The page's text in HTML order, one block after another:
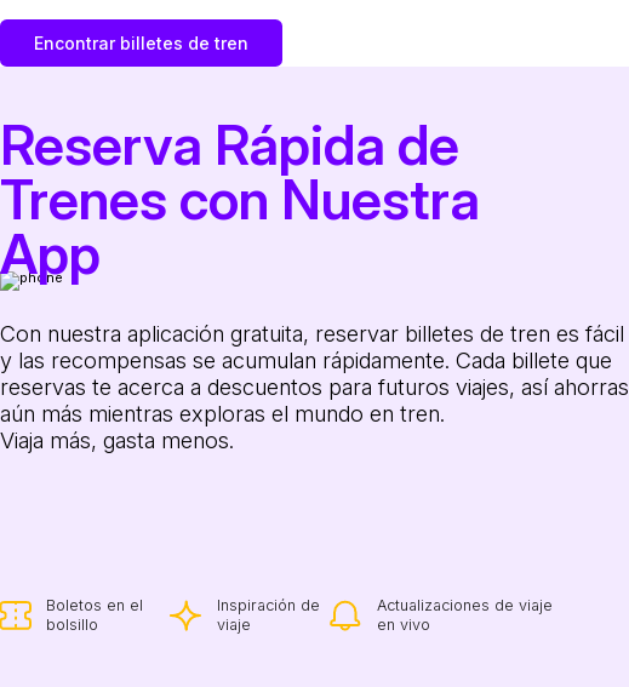
Encontrar billetes de tren
Reserva Rápida de
Trenes con Nuestra
App
Con nuestra aplicación gratuita, reservar billetes de tren es fácil
y las recompensas se acumulan rápidamente. Cada billete que
reservas te acerca a descuentos para futuros viajes, así ahorras
aún más mientras exploras el mundo en tren.
Viaja más, gasta menos.
Boletos en el
bolsillo
Inspiración de
viaje
Actualizaciones de viaje
en vivo